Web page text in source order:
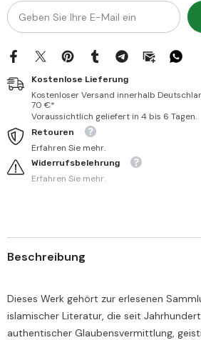
Kostenlose Lieferung
Kostenloser Versand innerhalb
70 €*
Voraussichtlich geliefert in 4 bis 6 Tagen.
Retouren
Erfahren Sie mehr.
Widerrufsbelehrung
Erfahren Sie mehr.
Beschreibung
Dieses Werk gehört zur erlesenen
islamischer Literatur, die seit
authentischer Glaubensvermittlung,